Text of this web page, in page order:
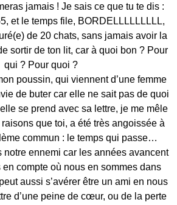
jamais ! Je sais ce que tu te dis :
et le temps file, BORDELLLLLLLLL,
de 20 chats, sans jamais avoir la
sortir de ton lit, car à quoi bon ? Pour
qui ? Pour quoi ?
poussin, qui viennent d’une femme
de buter car elle ne sait pas de quoi
se prend avec sa lettre, je me mêle
raisons que toi, a été très angoissée à
commun : le temps qui passe…
notre ennemi car les années avancent
compte où nous en sommes dans
aussi s’avérer être un ami en nous
d’une peine de cœur, ou de la perte